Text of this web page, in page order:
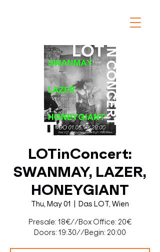
LOTinConcert:
SWANMAY, LAZER,
HONEYGIANT
Thu, May 01
Das LOT, Wien
Presale: 18€//Box Office: 20€
Doors: 19:30//Begin: 20:00